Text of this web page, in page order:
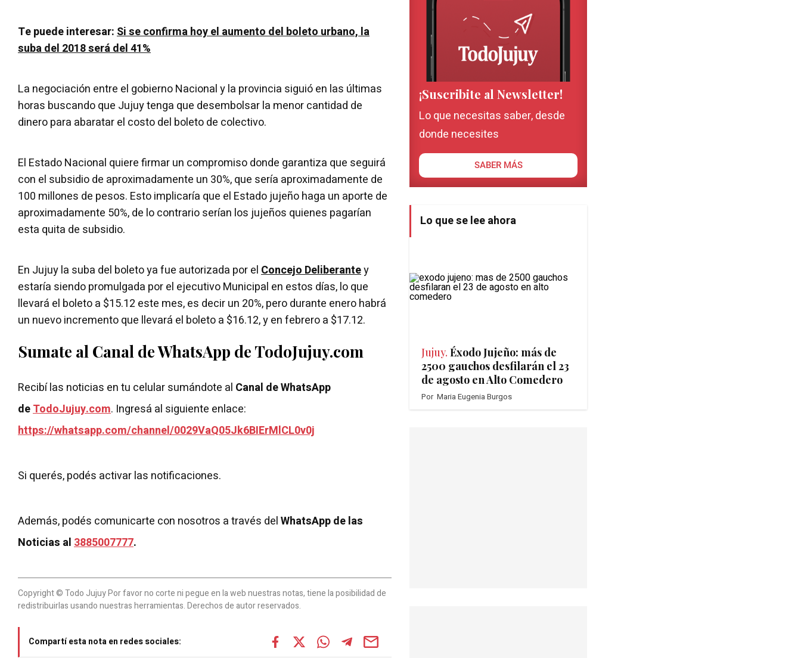
Te puede interesar:Si se confirma hoy el aumento del boleto urbano, la
suba del 2018 será del 41%
La negociación entre el gobierno Nacional y la provincia siguió en las últimas
horas buscando que Jujuy tenga que desembolsar la menor cantidad de
dinero para abaratar el costo del boleto de colectivo.
El Estado Nacional quiere firmar un compromiso donde garantiza que seguirá
con el subsidio de aproximadamente un 30%, que sería aproximadamente de
100 millones de pesos. Esto implicaría que el Estado jujeño haga un aporte de
aproximadamente 50%, de lo contrario serían los jujeños quienes pagarían
esta quita de subsidio.
En Jujuy la suba del boleto ya fue autorizada por elConcejo Deliberantey
estaría siendo promulgada por el ejecutivo Municipal en estos días, lo que
llevará el boleto a $15.12 este mes, es decir un 20%, pero durante enero habrá
un nuevo incremento que llevará el boleto a $16.12, y en febrero a $17.12.
Sumate al Canal de WhatsApp de TodoJujuy.com
Recibí las noticias en tu celular sumándote al Canal de WhatsApp
deTodoJujuy.com. Ingresá al siguiente enlace:
https://whatsapp.com/channel/0029VaQ05Jk6BIErMlCL0v0j
Si querés, podés activar las notificaciones.
Además, podés comunicarte con nosotros a través delWhatsApp de las
Noticias al3885007777.
Copyright © Todo Jujuy Por favor no corte ni pegue en la web nuestras notas, tiene la posibilidad de
redistribuirlas usando nuestras herramientas. Derechos de autor reservados.
Compartí esta nota en redes sociales:
¡Suscribite al Newsletter!
Lo que necesitas saber, desde
donde necesites
SABER MÁS
Lo que se lee ahora
Jujuy. Éxodo Jujeño: más de
2500 gauchos desfilarán el 23
de agosto en Alto Comedero
Por Maria Eugenia Burgos